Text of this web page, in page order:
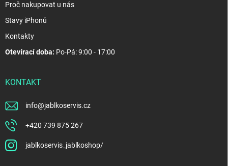
Proč nakupovat u nás
Stavy iPhonů
Kontakty
Otevírací doba: Po-Pá: 9:00 - 17:00
KONTAKT
info@jablkoservis.cz
+420 739 875 267
jablkoservis_jablkoshop/